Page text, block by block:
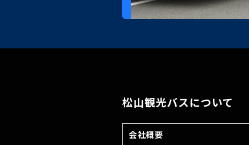
松山観光バスについて
会社概要